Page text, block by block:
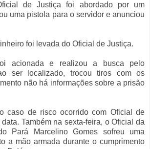
de Justiça foi abordado por um
uma pistola para o servidor e anunciou
foi levada do Oficial de Justiça.
acionada e realizou a busca pelo
ser localizado, trocou tiros com os
não há informações sobre a prisão
caso de risco ocorrido com Oficial de
Também na sexta-feira, o Oficial da
Pará Marcelino Gomes sofreu uma
a mão armada durante o cumprimento